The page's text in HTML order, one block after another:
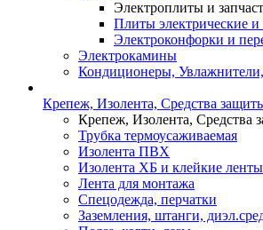
Электроплиты и
Плиты электрические и
Электроконфорки и
Электрокамины
Кондиционеры,
Крепеж, Изолента, Средства
Крепеж, Изолента, Средства
Трубка термоусаживаемая
Изолента ПВХ
Изолента ХБ и клейкие ленты
Лента для монтажа
Спецодежда, перчатки
Заземления, штанги,